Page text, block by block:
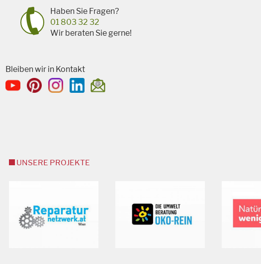
Haben Sie Fragen?
01 803 32 32
Wir beraten Sie gerne!
Bleiben wir in Kontakt
UNSERE PROJEKTE